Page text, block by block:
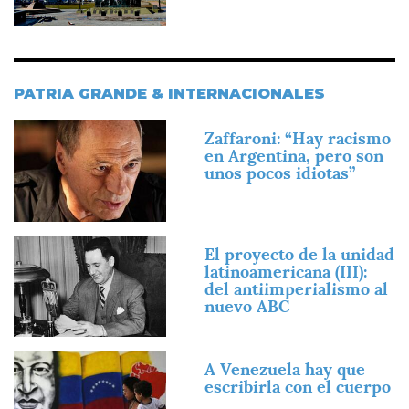
PATRIA GRANDE & INTERNACIONALES
Imagen
Zaffaroni: “Hay racismo
en Argentina, pero son
unos pocos idiotas”
Imagen
El proyecto de la unidad
latinoamericana (III):
del antiimperialismo al
nuevo ABC
Imagen
A Venezuela hay que
escribirla con el cuerpo